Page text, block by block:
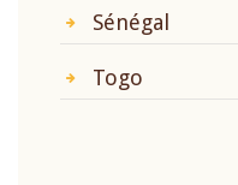
Sénégal
Togo